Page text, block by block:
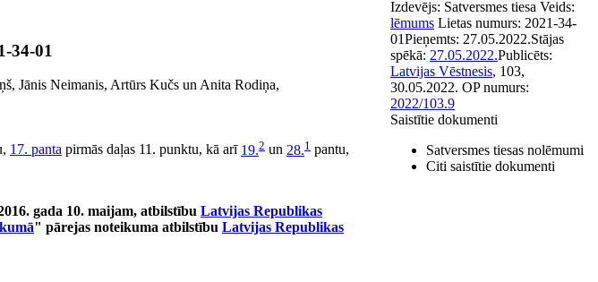
34-01
Jānis Neimanis, Artūrs Kučs un Anita Rodiņa,
17. panta pirmās daļas 11. punktu, kā arī 19.2 un 28.1 pantu,
gada 10. maijam, atbilstību Latvijas Republikas
" pārejas noteikuma atbilstību Latvijas Republikas
Izdevējs: Satversmes tiesa Veids:
lēmums Lietas numurs: 2021-34-
01Pieņemts: 27.05.2022.Stājas
spēkā: 27.05.2022.Publicēts:
Latvijas Vēstnesis, 103,
30.05.2022. OP numurs:
2022/103.9
Saistītie dokumenti
Satversmes tiesas nolēmumi
Citi saistītie dokumenti